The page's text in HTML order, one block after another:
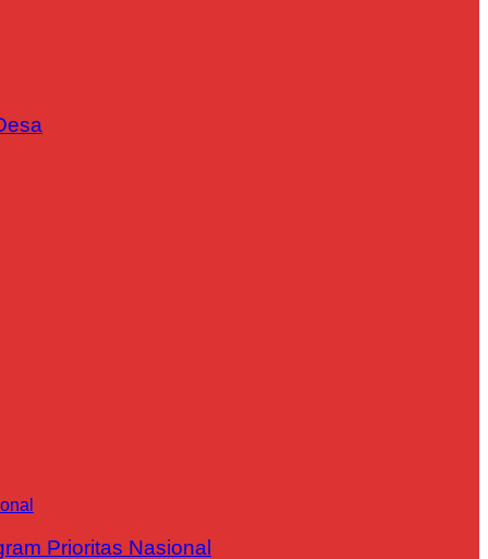
Prioritas Nasional